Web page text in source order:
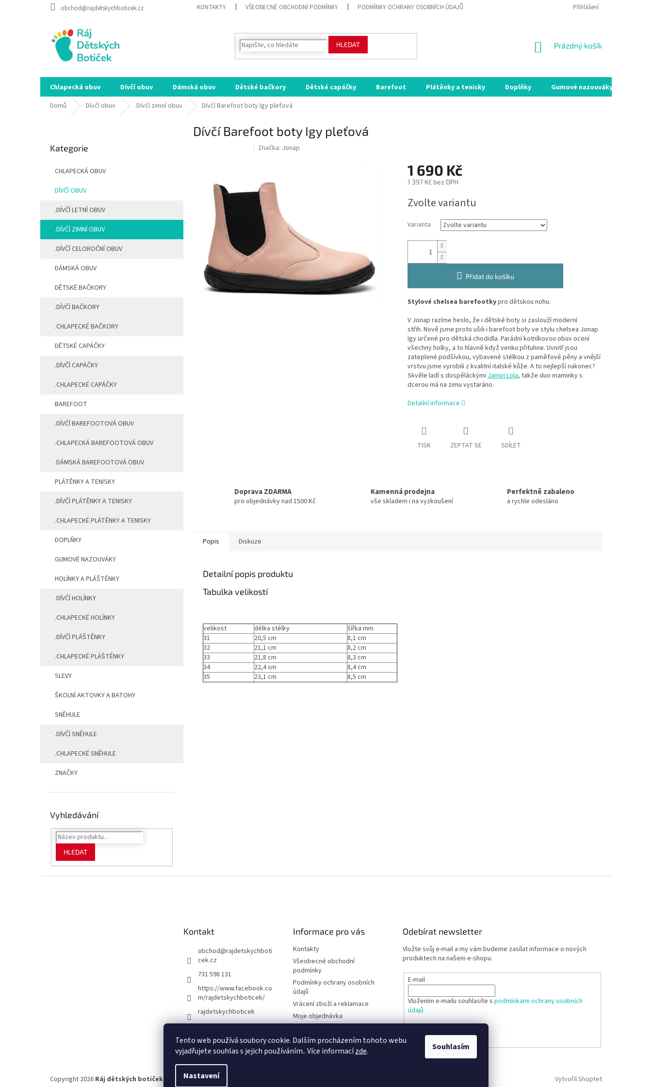
Tento web používá soubory cookie. Dalším procházením tohoto webu
vyjadřujete souhlas s jejich používáním.. Více informacízde.
Nastavení
Souhlasím
obchod@rajdetskychboticek.cz KONTAKTY VŠEOBECNÉ OBCHODNÍ PODMÍNKY PODMÍNKY OCHRANY OSOBNÍCH ÚDAJŮ MOJE OBJEDNÁVKA
Přihlášení
HLEDAT
NÁKUPNÍ
Prázdný košík
Chlapecká obuv Dívčí obuv Dámská obuv Dětské bačkory Dětské capáčky Barefoot Plátěnky a tenisky Doplňky Gumové nazouváky
Domů
Dívčí obuv .Dívčí zimní obuv Dívčí Barefoot boty Igy pleťová
p
n
kategorie
Kategorie
CHLAPECKÁ OBUV
DÍVČÍ OBUV
.DÍVČÍ LETNÍ OBUV
.DÍVČÍ ZIMNÍ OBUV
.DÍVČÍ CELOROČNÍ OBUV
DÁMSKÁ OBUV
DĚTSKÉ BAČKORY
.DÍVČÍ BAČKORY
.CHLAPECKÉ BAČKORY
DĚTSKÉ CAPÁČKY
.DÍVČÍ CAPÁČKY
.CHLAPECKÉ CAPÁČKY
BAREFOOT
.DÍVČÍ BAREFOOTOVÁ OBUV
.CHLAPECKÁ BAREFOOTOVÁ OBUV
.DÁMSKÁ BAREFOOTOVÁ OBUV
PLÁTĚNKY A TENISKY
.DÍVČÍ PLÁTĚNKY A TENISKY
.CHLAPECKÉ PLÁTĚNKY A TENISKY
DOPLŇKY
GUMOVÉ NAZOUVÁKY
HOLÍNKY A PLÁŠTĚNKY
.DÍVČÍ HOLÍNKY
.CHLAPECKÉ HOLÍNKY
.DÍVČÍ PLÁŠTĚNKY
.CHLAPECKÉ PLÁŠTĚNKY
SLEVY
ŠKOLNÍ AKTOVKY A BATOHY
SNĚHULE
.DÍVČÍ SNĚHULE
.CHLAPECKÉ SNĚHULE
ZNAČKY
Vyhledávání
HLEDAT
Dívčí Barefoot boty Igy pleťová
SALECODE:RAJ30:30:%Značka: Jonap
1 690 Kč
1 397 Kč bez DPH
cena:
Zvolte variantu
Varianta
Přidat do košíku
Stylové chelsea barefootkypro dětskou nohu.
V Jonap razíme heslo, že i dětské boty si zaslouží moderní
střih. Nově jsme proto ušili i barefoot boty ve stylu chelsea Jonap
Igy určené pro dětská chodidla. Parádní kotníkovou obuv ocení
všechny holky, a to hlavně když venku přituhne. Uvnitř jsou
zateplené podšívkou, vybavené stélkou z paměťové pěny a vnější
vrstvu jsme vyrobili z kvalitní italské kůže. A to nejlepší nakonec?
Skvěle ladí s dospěláckýmiJampi Lola, takže duo maminky s
dcerou má na zimu vystaráno.
Detailní informace
TISK ZEPTAT SE SDÍLET
Doprava ZDARMA
pro objednávky nad 1500 Kč
Kamenná prodejna
vše skladem i na vyzkoušení
Perfektně zabaleno
a rychle odesláno
Popis Diskuze
Detailní popis produktu
Tabulka velikostí
velikost délka stélky
šířka mm
31
20,5 cm
8,1 cm
32
21,1 cm
8,2 cm
33
21,8 cm
8,3 cm
34
22,4 sm
8,4 cm
35
23,1 cm 8,5 cm
Kontakt
obchod@rajdetskychboti
cek.cz
731 598 131
https://www.facebook.co
m/rajdetskychboticek/
rajdetskychboticek
Informace pro vás
Kontakty
Všeobecné obchodní
podmínky
Podmínky ochrany osobních
údajů
Vrácení zboží a reklamace
Moje objednávka
Barefoot obuv - Poradna
Odebírat newsletter
Vložte svůj e-mail a my vám budeme zasílat informace o nových
produktech na našem e-shopu.
E-mail
Vložením e-mailu souhlasíte spodmínkami ochrany osobních
údajů
Vytvořil Shoptet
Copyright 2026 Ráj dětských botiček . Všechna práva vyhrazena.